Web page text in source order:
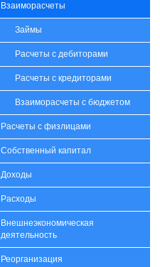
Взаиморасчеты
Займы
Расчеты с дебиторами
Расчеты с кредиторами
Взаиморасчеты с бюджетом
Расчеты с физлицами
Собственный капитал
Доходы
Расходы
Внешнеэкономическая
деятельность
Реорганизация